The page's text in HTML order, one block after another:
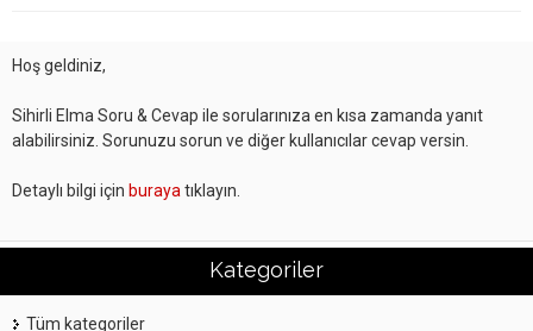
Hoş geldiniz,
Sihirli Elma Soru & Cevap ile sorularınıza en kısa zamanda yanıt
alabilirsiniz. Sorunuzu sorun ve diğer kullanıcılar cevap versin.
Detaylı bilgi için buraya tıklayın.
Kategoriler
Tüm kategoriler